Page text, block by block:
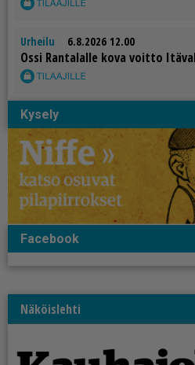
Urheilu 6.8.2026 12.00
Os­si Ran­ta­lal­le kova voit­to
Kysely
Facebook
Näköislehti